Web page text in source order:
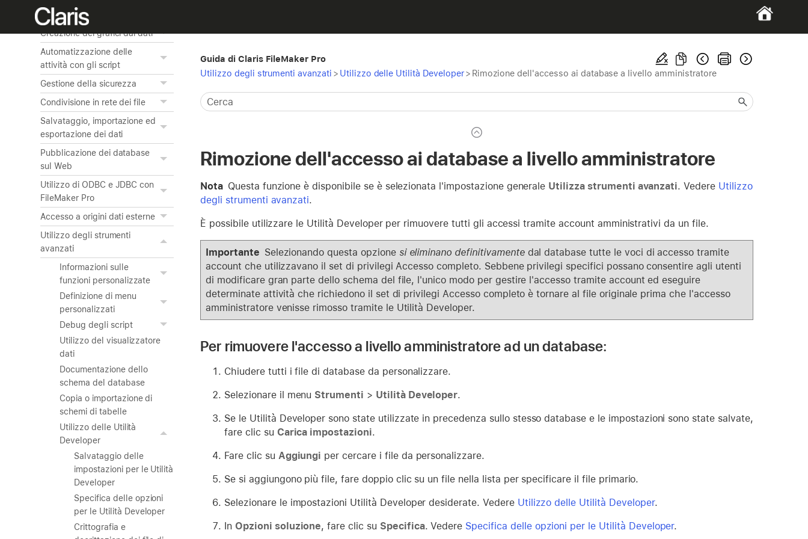
sfondo del formato
Creazione dei grafici dai dati
Automatizzazione delle
attività con gli script
Gestione della sicurezza
Condivisione in rete dei file
Salvataggio, importazione ed
esportazione dei dati
Pubblicazione dei database
sul Web
Utilizzo di ODBC e JDBC con
FileMaker Pro
Accesso a origini dati esterne
Utilizzo degli strumenti
avanzati
Informazioni sulle
funzioni personalizzate
Definizione di menu
personalizzati
Debug degli script
Utilizzo del visualizzatore
dati
Documentazione dello
schema del database
Copia o importazione di
schemi di tabelle
Utilizzo delle Utilità
Developer
Salvataggio delle
impostazioni per le Utilità
Developer
Specifica delle opzioni
per le Utilità Developer
Crittografia e
Guida di Claris FileMaker Pro
Utilizzo degli strumenti avanzati > Utilizzo delle Utilità Developer> Rimozione dell'accesso ai database a livello amministratore
Rimozione dell'accesso ai database a livello amministratore
Nota Questa funzione è disponibile se è selezionata l'impostazione generale Utilizza strumenti avanzati. Vedere Utilizzo
degli strumenti avanzati.
È possibile utilizzare le Utilità Developer per rimuovere tutti gli accessi tramite account amministrativi da un file.
Importante Selezionando questa opzione si eliminano definitivamentedal database tutte le voci di accesso tramite
account che utilizzavano il set di privilegi Accesso completo. Sebbene privilegi specifici possano consentire agli utenti
di modificare gran parte dello schema del file, l'unico modo per gestire l'accesso tramite account ed eseguire
determinate attività che richiedono il set di privilegi Accesso completo è tornare al file originale prima che l'accesso
amministratore venisse rimosso tramite le Utilità Developer.
Per rimuovere l'accesso a livello amministratore ad un database:
Chiudere tutti i file di database da personalizzare.
Selezionare il menu Strumenti > Utilità Developer.
Se le Utilità Developer sono state utilizzate in precedenza sullo stesso database e le impostazioni sono state salvate,
fare clic su Carica impostazioni.
Fare clic su Aggiungi per cercare i file da personalizzare.
Se si aggiungono più file, fare doppio clic su un file nella lista per specificare il file primario.
Selezionare le impostazioni Utilità Developer desiderate. Vedere Utilizzo delle Utilità Developer.
In Opzioni soluzione, fare clic su Specifica. Vedere Specifica delle opzioni per le Utilità Developer.